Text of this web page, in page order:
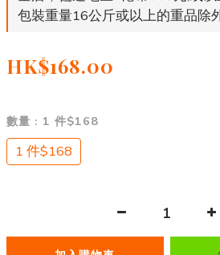
包裝重量16公斤或以上的重品除
HK$168.00
數量 : 1 件$168
1 件$168